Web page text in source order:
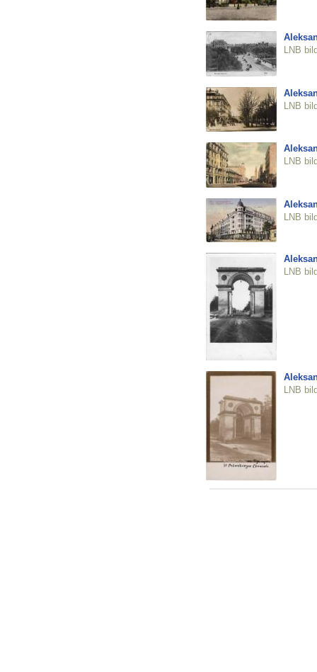
LNB
LNB
LNB
LNB
LNB
LNB